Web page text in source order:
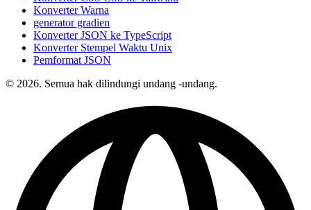
Konverter Warna
generator gradien
Konverter JSON ke TypeScript
Konverter Stempel Waktu Unix
Pemformat JSON
© 2026. Semua hak dilindungi undang -undang.